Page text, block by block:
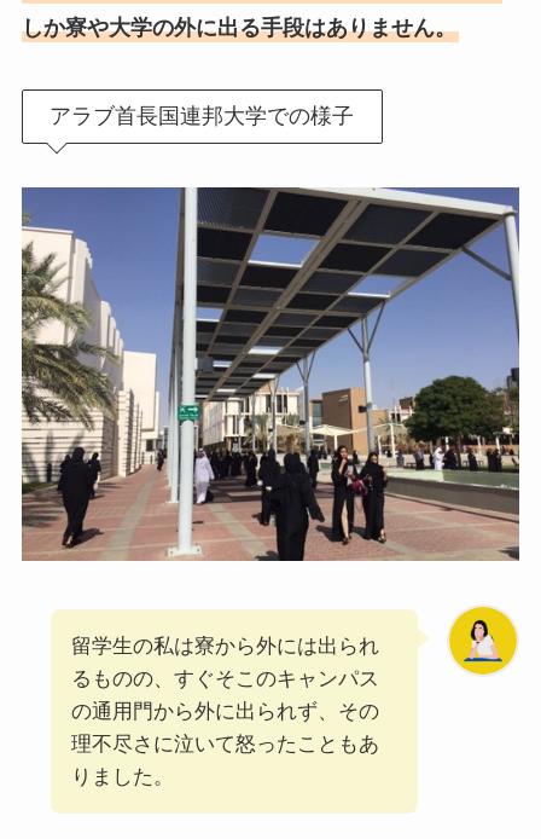
しか寮や大学の外に出る手段はありません。
アラブ首長国連邦大学での様子
留学生の私は寮から外には出られ
るものの、すぐそこのキャンパス
の通用門から外に出られず、その
理不尽さに泣いて怒ったこともあ
りました。